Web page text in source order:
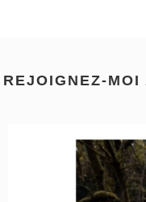
REJOIGNEZ-